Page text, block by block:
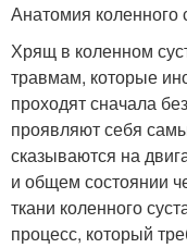
Анатомия коленного
Хрящ в коленном
травмам, которые
проходят сначала
проявляют себя
сказываются на
и общем состоянии
ткани коленного
процесс, который